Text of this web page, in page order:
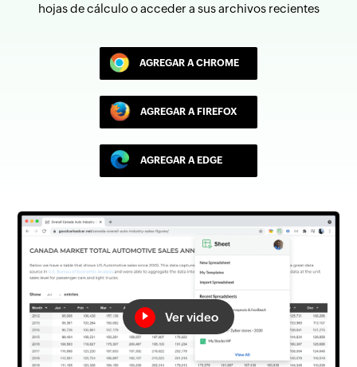
hojas de cálculo o acceder a sus archivos recientes
AGREGAR A CHROME
AGREGAR A FIREFOX
AGREGAR A EDGE
Ver video